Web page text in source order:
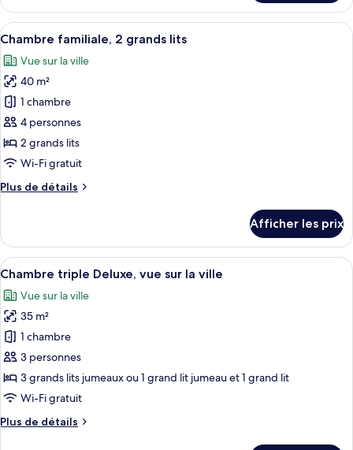
double
Chambre
Premier
double
Afficher
toutes
les
photos
pour
ce
type
de
chambre :
Chambre
grands
lits
Une chambre d’hôtel comprenant
10
Chambre familiale, 2 grands lits
Vue sur la ville
40 m²
1 chambre
4 personnes
2 grands lits
Wi-Fi gratuit
Plus de détails
Plus
Chambre
familiale,
2
lits
Afficher les prix
Afficher
toutes
les
photos
pour
ce
type
de
chambre :
Chambre
Chambre triple Deluxe, vue sur la
12
Chambre triple Deluxe, vue sur la ville
Vue sur la ville
35 m²
1 chambre
3 personnes
3 grands lits jumeaux ou 1 grand lit jumeau et 1 grand lit
Wi-Fi gratuit
Plus de détails
Plus